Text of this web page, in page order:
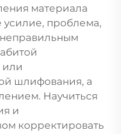
материала
усилие, проблема,
неправильным
или
шлифования, а
Научиться
и
корректировать